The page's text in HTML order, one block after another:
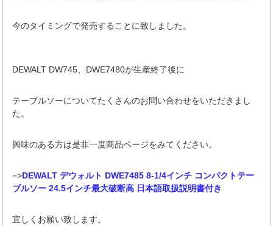
今のタイミングで発売することに致しました。
DEWALT DW745、DWE7480が生産終了後に
テーブルソーについてたくさんのお問い合わせをいただきまし
た。
興味のある方は是非一度商品ページをみてください。
=>DEWALT デウォルト DWE7485 8-1/4インチ コンパクトテー
ブルソー 24.5インチ最大破断高 日本語取扱説明書付き
宜しくお願い致します。